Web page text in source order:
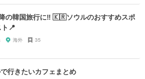
の韓国旅行に‼︎ 🇰🇷ソウルのおすすめスポ
📍
海外 35
行きたいカフェまとめ